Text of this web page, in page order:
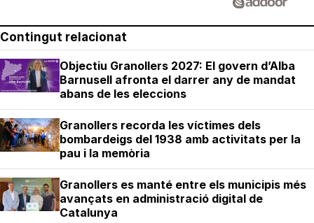
Contingut relacionat
Objectiu Granollers 2027: El govern d’Alba
Barnusell afronta el darrer any de mandat
abans de les eleccions
Granollers recorda les víctimes dels
bombardeigs del 1938 amb activitats per la
pau i la memòria
Granollers es manté entre els municipis més
avançats en administració digital de
Catalunya